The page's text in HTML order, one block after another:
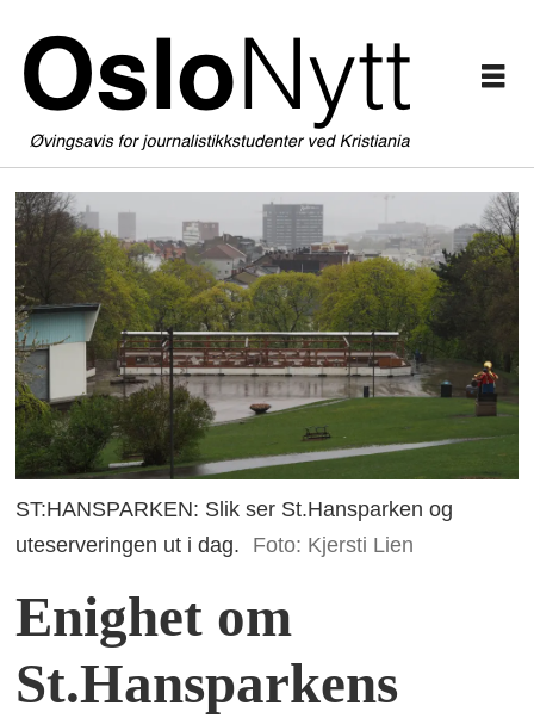
ST:HANSPARKEN: Slik ser St.Hansparken og
uteserveringen ut i dag.
Foto: Kjersti Lien
Enighet om
St.Hansparkens